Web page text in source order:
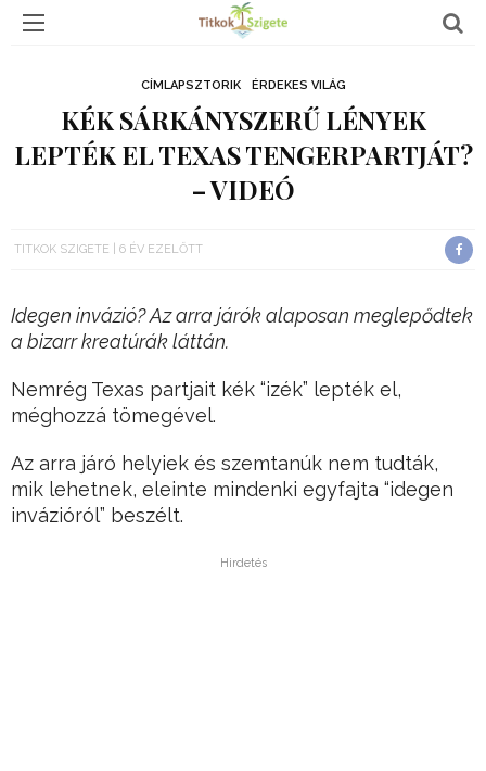
CÍMLAPSZTORIK ÉRDEKES VILÁG
KÉK SÁRKÁNYSZERŰ LÉNYEK
LEPTÉK EL TEXAS TENGERPARTJÁT?
– VIDEÓ
TITKOK SZIGETE 6 ÉV EZELŐTT
Idegen invázió? Az arra járók alaposan meglepődtek
a bizarr kreatúrák láttán.
Nemrég Texas partjait kék “izék” lepték el,
méghozzá tömegével.
Az arra járó helyiek és szemtanúk nem tudták,
mik lehetnek, eleinte mindenki egyfajta “idegen
invázióról” beszélt.
Hirdetés